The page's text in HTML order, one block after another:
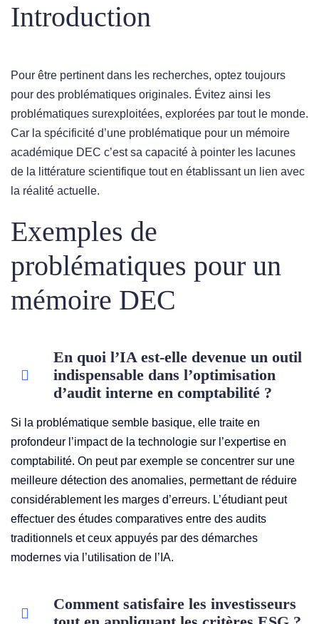
Introduction
Pour être pertinent dans les recherches, optez toujours
pour des problématiques originales. Évitez ainsi les
problématiques surexploitées, explorées par tout le monde.
Car la spécificité d’une problématique pour un mémoire
académique DEC c’est sa capacité à pointer les lacunes
de la littérature scientifique tout en établissant un lien avec
la réalité actuelle.
Exemples de
problématiques pour un
mémoire DEC
En quoi l’IA est-elle devenue un outil
indispensable dans l’optimisation
d’audit interne en comptabilité ?
Si la problématique semble basique, elle traite en
profondeur l’impact de la technologie sur l’expertise en
comptabilité. On peut par exemple se concentrer sur une
meilleure détection des anomalies, permettant de réduire
considérablement les marges d’erreurs. L’étudiant peut
effectuer des études comparatives entre des audits
traditionnels et ceux appuyés par des démarches
modernes via l’utilisation de l’IA.
Comment satisfaire les investisseurs